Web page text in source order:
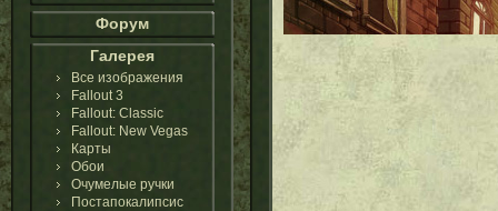
Форум
Галерея
Все изображения
Fallout 3
Fallout: Classic
Fallout: New Vegas
Карты
Обои
Очумелые ручки
Постапокалипсис